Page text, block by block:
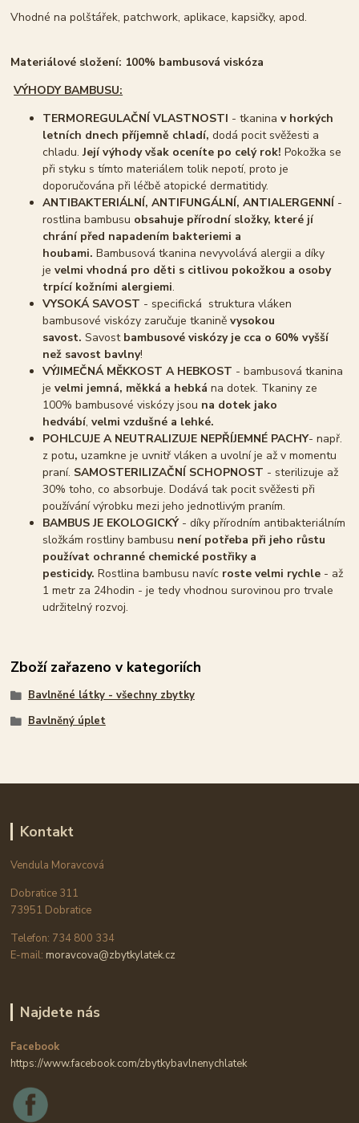
Vhodné na polštářek, patchwork, aplikace, kapsičky, apod.
Materiálové složení: 100% bambusová viskóza
VÝHODY BAMBUSU:
TERMOREGULAČNÍ VLASTNOSTI - tkaninav horkých
letních dnech příjemně chladí,dodá pocit svěžesti a
chladu.Její výhody však oceníte po celý rok!Pokožka se
při styku s tímto materiálem tolik nepotí, proto je
doporučována při léčbě atopické dermatitidy.
ANTIBAKTERIÁLNÍ, ANTIFUNGÁLNÍ, ANTIALERGENNÍ -
rostlina bambusu obsahuje přírodní složky, které jí
chrání před napadením bakteriemi a
houbami. Bambusová tkanina nevyvolává alergii a díky
jevelmi vhodná pro děti s citlivou pokožkou a osoby
trpící kožními alergiemi.
VYSOKÁ SAVOST - specifická struktura vláken
bambusové viskózy zaručuje tkaniněvysokou
savost. Savost bambusové viskózy je cca o 60% vyšší
než savost bavlny!
VÝJIMEČNÁ MĚKKOST A HEBKOST - bambusová tkanina
jevelmi jemná, měkká a hebkána dotek. Tkaniny ze
100% bambusové viskózy jsou na dotek jako
hedvábí,velmi vzdušné a lehké.
POHLCUJE A NEUTRALIZUJE NEPŘÍJEMNÉ PACHY- např.
z potu, uzamkne je uvnitř vláken a uvolní je až v momentu
praní. SAMOSTERILIZAČNÍ SCHOPNOST - sterilizuje až
30% toho, co absorbuje. Dodává tak pocit svěžesti při
používání výrobku mezi jeho jednotlivým praním.
BAMBUS JE EKOLOGICKÝ- díky přírodním antibakteriálním
složkám rostliny bambusu není potřeba při jeho růstu
používat ochranné chemické postřiky a
pesticidy. Rostlina bambusu navíc roste velmi rychle - až
1 metr za 24hodin - je tedy vhodnou surovinou pro trvale
udržitelný rozvoj.
Zboží zařazeno v kategoriích
Bavlněné látky - všechny zbytky
Bavlněný úplet
Kontakt
Vendula Moravcová
Dobratice 311
73951 Dobratice
Telefon: 734 800 334
E-mail: moravcova@zbytkylatek.cz
Najdete nás
Facebook
https://www.facebook.com/zbytkybavlnenychlatek